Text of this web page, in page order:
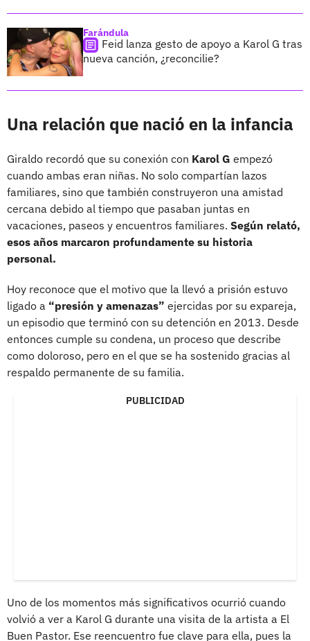
Farándula
Feid lanza gesto de apoyo a Karol G tras
nueva canción, ¿reconcilie?
Una relación que nació en la infancia
Giraldo recordó que su conexión con Karol G empezó
cuando ambas eran niñas. No solo compartían lazos
familiares, sino que también construyeron una amistad
cercana debido al tiempo que pasaban juntas en
vacaciones, paseos y encuentros familiares. Según relató,
esos años marcaron profundamente su historia
personal.
Hoy reconoce que el motivo que la llevó a prisión estuvo
ligado a “presión y amenazas” ejercidas por su expareja,
un episodio que terminó con su detención en 2013. Desde
entonces cumple su condena, un proceso que describe
como doloroso, pero en el que se ha sostenido gracias al
respaldo permanente de su familia.
PUBLICIDAD
Uno de los momentos más significativos ocurrió cuando
volvió a ver a Karol G durante una visita de la artista a El
Buen Pastor. Ese reencuentro fue clave para ella, pues la